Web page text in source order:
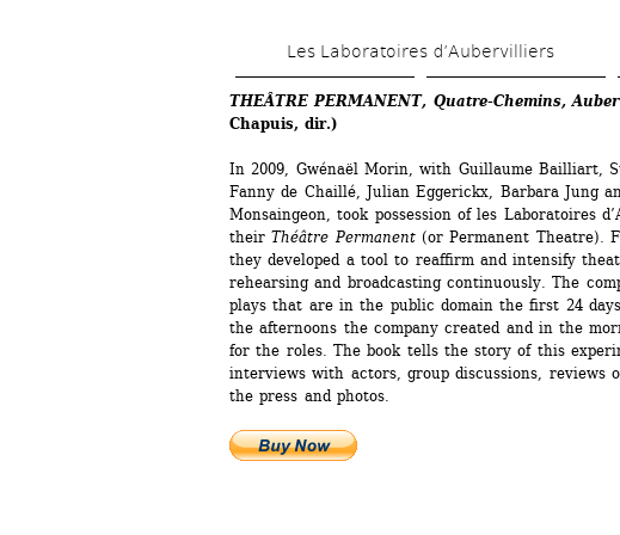
Les Laboratoires d’Aubervilliers
THEÂTRE PERMANENT, Quatre-Chemins,
Chapuis, dir.)
In 2009, Gwénaël Morin, with Guillaume Bailliart,
Fanny de Chaillé, Julian Eggerickx, Barbara Jung
Monsaingeon, took possession of les Laboratoires
their Théâtre Permanent(or Permanent Theatre).
they developed a tool to reaffirm and intensify
rehearsing and broadcasting continuously. The
plays that are in the public domain the first 24
the afternoons the company created and in the
for the roles. The book tells the story of this
interviews with actors, group discussions, reviews
the press and photos.